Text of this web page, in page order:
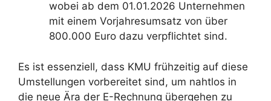
wobei ab dem 01.01.2026 Unternehmen
mit einem Vorjahresumsatz von über
800.000 Euro dazu verpflichtet sind.
Es ist essenziell, dass KMU frühzeitig auf diese
Umstellungen vorbereitet sind, um nahtlos in
die neue Ära der E-Rechnung übergehen zu